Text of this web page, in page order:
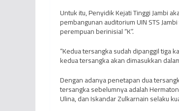
Untuk itu, Penyidik Kejati Tinggi Jambi
pembangunan auditorium UIN STS
perempuan berinisial “K”.
“Kedua tersangka sudah dipanggil tiga
kedua tersangka akan dimasukkan
Dengan adanya penetapan dua
tersangka sebelumnya adalah
Ulina, dan Iskandar Zulkarnain selaku